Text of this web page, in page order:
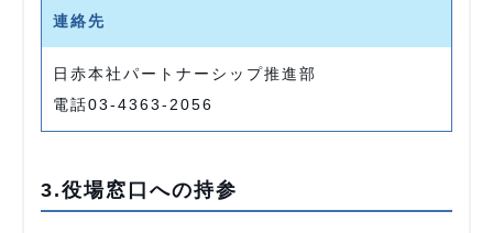
連絡先
日赤本社パートナーシップ推進部
電話03-4363-2056
3.役場窓口への持参